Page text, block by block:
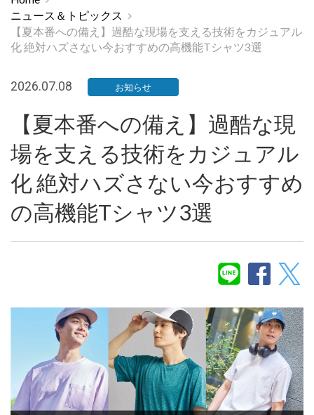
ニュース＆トピックス
【夏本番への備え】過酷な現場を支える技術をカジュアル
化 絶対ハズさない今おすすめの高機能Tシャツ3選
2026.07.08 お知らせ
【夏本番への備え】過酷な現
場を支える技術をカジュアル
化 絶対ハズさない今おすすめ
の高機能Tシャツ3選